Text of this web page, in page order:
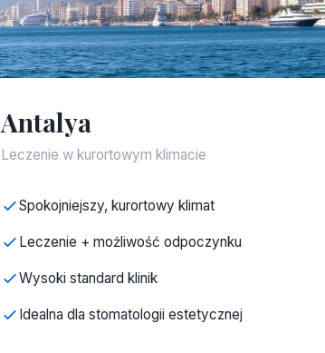
Antalya
Leczenie w kurortowym klimacie
Spokojniejszy, kurortowy klimat
Leczenie + możliwość odpoczynku
Wysoki standard klinik
Idealna dla stomatologii estetycznej